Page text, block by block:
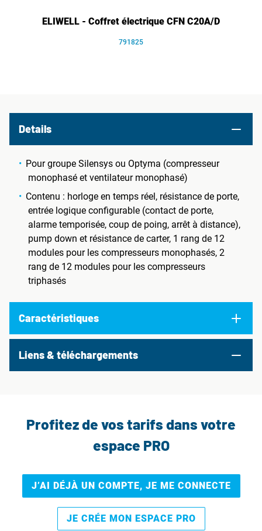
ELIWELL - Coffret électrique CFN C20A/D
791825
Details
Pour groupe Silensys ou Optyma (compresseur
monophasé et ventilateur monophasé)
Contenu : horloge en temps réel, résistance de porte,
entrée logique configurable (contact de porte,
alarme temporisée, coup de poing, arrêt à distance),
pump down et résistance de carter, 1 rang de 12
modules pour les compresseurs monophasés, 2
rang de 12 modules pour les compresseurs
triphasés
Caractéristiques
Liens & téléchargements
Profitez de vos tarifs dans votre
espace PRO
J’AI DÉJÀ UN COMPTE, JE ME CONNECTE
JE CRÉE MON ESPACE PRO